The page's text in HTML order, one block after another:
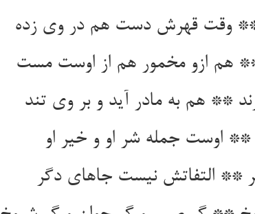
وقت قهرش دست هم در وی زده
هم ازو مخمور هم از اوست مست
** هم به مادر آید و بر وی تند
** اوست جمله شر او و خیر او
** التفاتش نیست جاهای دگر